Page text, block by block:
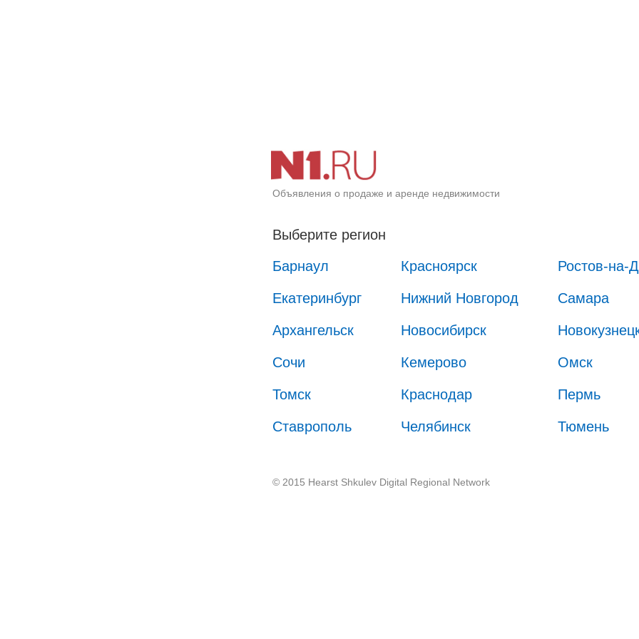
Объявления о продаже и аренде недвижимости
Выберите регион
Барнаул
Красноярск Ростов-на-
Екатеринбург Нижний Новгород Самара
Архангельск Новосибирск
Сочи Кемерово Омск
Томск Краснодар Пермь
Ставрополь Челябинск Тюмень
© 2015 Hearst Shkulev Digital Regional Network